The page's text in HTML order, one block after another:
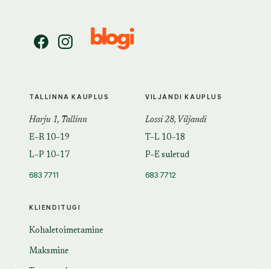
KLIENDITUGI
Kohaletoimetamine
Maksmine
TALLINNA KAUPLUS
Harju 1, Tallinn
E–R 10–19
L–P 10–17
683 7711
VILJANDI KAUPLUS
Lossi 28, Viljandi
T–L 10–18
P–E suletud
683 7712